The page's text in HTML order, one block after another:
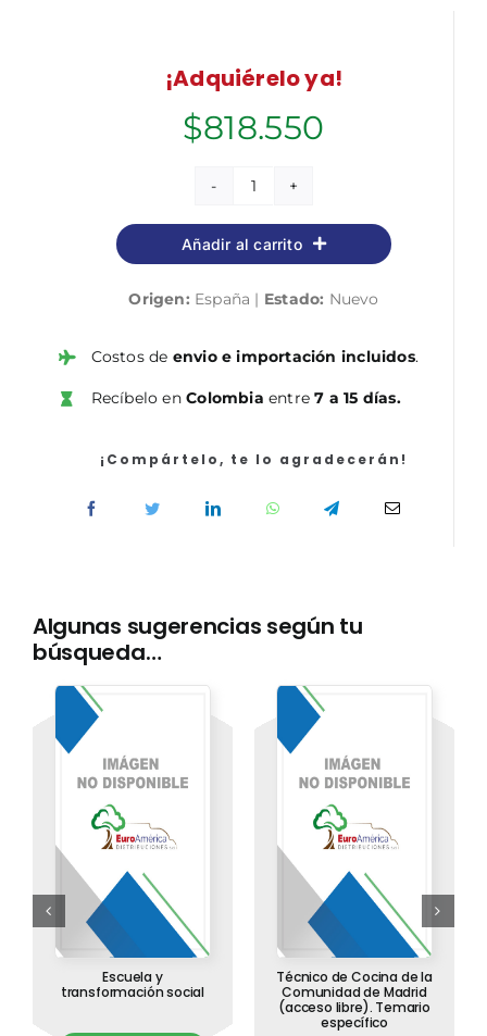
¡Adquiérelo ya!
$818.550
Paquete
Ahorro
Tramitación
(turno
Ahorra
€
en
Añadir al carrito
Origen: España | Estado: Nuevo
Costos de envio e importación incluidos.
Recíbelo enColombia entre7 a 15 días.
¡Compártelo, te lo agradecerán!
Algunas sugerencias según tu
búsqueda…
Escuela y
transformación social
Técnico de Cocina de la
Comunidad de Madrid
(acceso libre). Temario
específico